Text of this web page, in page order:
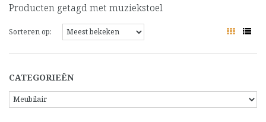
Producten getagd met muziekstoel
Sorteren op:
CATEGORIEËN